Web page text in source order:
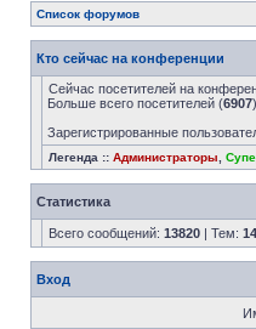
Список форумов
Кто сейчас на конференции
Сейчас посетителей на
Больше всего посетителей (6907
Зарегистрированные
Легенда :: Администраторы
Статистика
Всего сообщений: 13820 | Тем:
Вход